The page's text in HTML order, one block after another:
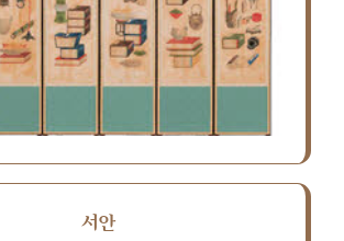
서안